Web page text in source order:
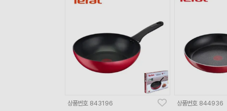
상품번호 843196 상품번호 844936